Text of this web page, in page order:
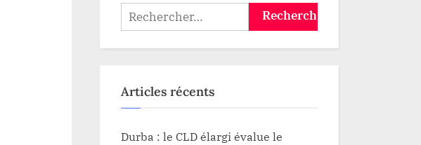
Rechercher :
Articles récents
Durba : le CLD élargi évalue le